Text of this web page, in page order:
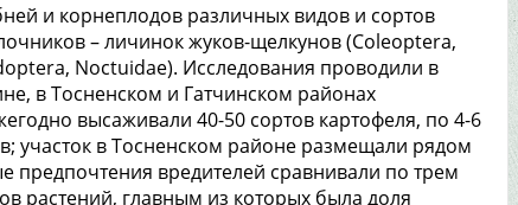
и корнеплодов различных видов и сортов
– личинок жуков-щелкунов (Coleoptera,
Noctuidae). Исследования проводили в
в Тосненском и Гатчинском районах
высаживали 40-50 сортов картофеля, по 4-6
участок в Тосненском районе размещали рядом
вредителей сравнивали по трем
растений, главным из которых была доля